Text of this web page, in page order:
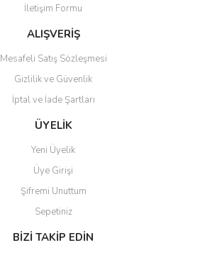
İletişim Formu
ALIŞVERİŞ
Mesafeli Satış Sözleşmesi
Gizlilik ve Güvenlik
İptal ve İade Şartları
ÜYELİK
Yeni Üyelik
Üye Girişi
Şifremi Unuttum
Sepetiniz
BİZİ TAKİP EDİN